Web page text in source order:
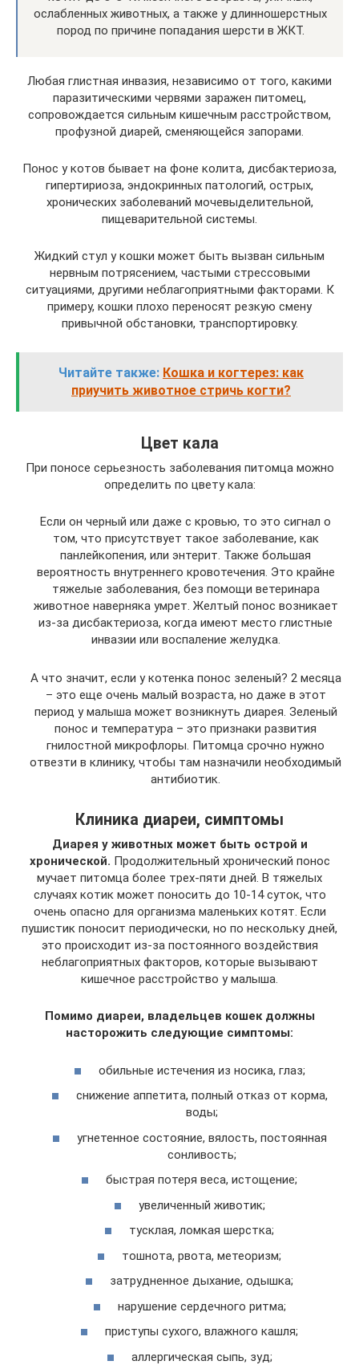
ослабленных животных, а также у длинношерстных
пород по причине попадания шерсти в ЖКТ.
Любая глистная инвазия, независимо от того, какими
паразитическими червями заражен питомец,
сопровождается сильным кишечным расстройством,
профузной диарей, сменяющейся запорами.
Понос у котов бывает на фоне колита, дисбактериоза,
гипертириоза, эндокринных патологий, острых,
хронических заболеваний мочевыделительной,
пищеварительной системы.
Жидкий стул у кошки может быть вызван сильным
нервным потрясением, частыми стрессовыми
ситуациями, другими неблагоприятными факторами. К
примеру, кошки плохо переносят резкую смену
привычной обстановки, транспортировку.
Читайте также: Кошка и когтерез: как
приучить животное стричь когти?
Цвет кала
При поносе серьезность заболевания питомца можно
определить по цвету кала:
Если он черный или даже с кровью, то это сигнал о
том, что присутствует такое заболевание, как
панлейкопения, или энтерит. Также большая
вероятность внутреннего кровотечения. Это крайне
тяжелые заболевания, без помощи ветеринара
животное наверняка умрет. Желтый понос возникает
из-за дисбактериоза, когда имеют место глистные
инвазии или воспаление желудка.
А что значит, если у котенка понос зеленый? 2 месяца
– это еще очень малый возраста, но даже в этот
период у малыша может возникнуть диарея. Зеленый
понос и температура – это признаки развития
гнилостной микрофлоры. Питомца срочно нужно
отвезти в клинику, чтобы там назначили необходимый
антибиотик.
Клиника диареи, симптомы
Диарея у животных может быть острой и
хронической. Продолжительный хронический понос
мучает питомца более трех-пяти дней. В тяжелых
случаях котик может поносить до 10-14 суток, что
очень опасно для организма маленьких котят. Если
пушистик поносит периодически, но по нескольку дней,
это происходит из-за постоянного воздействия
неблагоприятных факторов, которые вызывают
кишечное расстройство у малыша.
Помимо диареи, владельцев кошек должны
насторожить следующие симптомы:
обильные истечения из носика, глаз;
снижение аппетита, полный отказ от корма,
воды;
угнетенное состояние, вялость, постоянная
сонливость;
быстрая потеря веса, истощение;
увеличенный животик;
тусклая, ломкая шерстка;
тошнота, рвота, метеоризм;
затрудненное дыхание, одышка;
нарушение сердечного ритма;
приступы сухого, влажного кашля;
аллергическая сыпь, зуд;